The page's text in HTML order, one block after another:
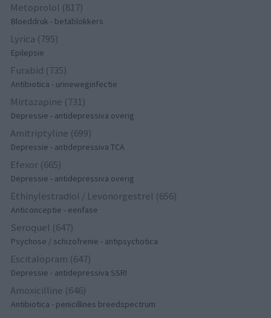
Metoprolol (817)
Bloeddruk - betablokkers
Lyrica (795)
Epilepsie
Furabid (735)
Antibiotica - urineweginfectie
Mirtazapine (731)
Depressie - antidepressiva overig
Amitriptyline (699)
Depressie - antidepressiva TCA
Efexor (665)
Depressie - antidepressiva overig
Ethinylestradiol / Levonorgestrel (656)
Anticonceptie - eenfase
Seroquel (647)
Psychose / schizofrenie - antipsychotica
Escitalopram (647)
Depressie - antidepressiva SSRI
Amoxicilline (646)
Antibiotica - penicillines breedspectrum